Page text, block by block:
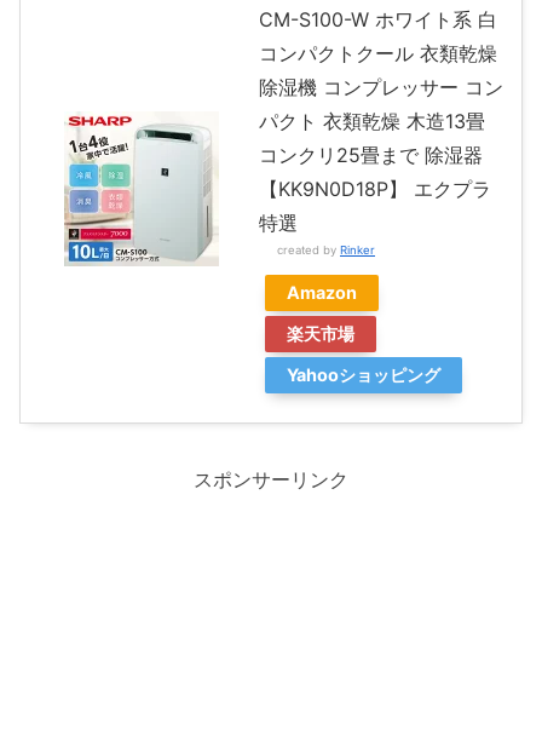
CM-S100-W ホワイト系 白
コンパクトクール 衣類乾燥
除湿機 コンプレッサー コン
パクト 衣類乾燥 木造13畳
コンクリ25畳まで 除湿器
【KK9N0D18P】 エクプラ
特選
created by Rinker
Amazon
楽天市場
Yahooショッピング
スポンサーリンク